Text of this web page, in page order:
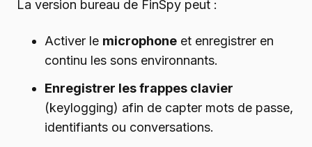
La version bureau de FinSpy peut :
Activer le microphone et enregistrer en
continu les sons environnants.
Enregistrer les frappes clavier
(keylogging) afin de capter mots de passe,
identifiants ou conversations.